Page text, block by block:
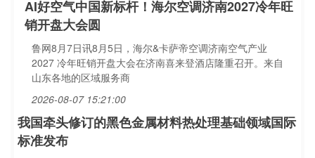
AI好空气中国新标杆！海尔空调济南2027冷年旺
销开盘大会圆
鲁网8月7日讯8月5日，海尔&卡萨帝空调济南空气产业
2027 冷年旺销开盘大会在济南喜来登酒店隆重召开。来自
山东各地的区域服务商
2026-08-07 15:21:00
我国牵头修订的黑色金属材料热处理基础领域国际
标准发布